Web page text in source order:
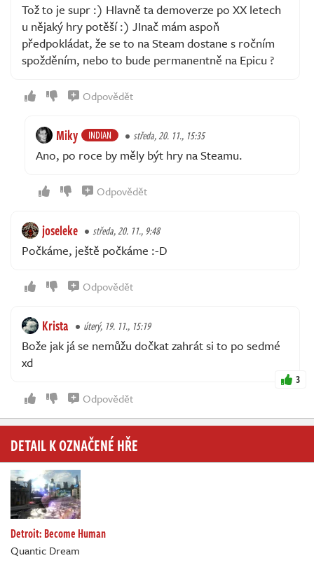
Tož to je supr :) Hlavně ta demoverze po XX letech
u nějaký hry potěší :) JInač mám aspoň
předpokládat, že se to na Steam dostane s ročním
spožděním, nebo to bude permanentně na Epicu ?
Odpovědět
Miky INDIAN středa, 20. 11., 15:35
Ano, po roce by měly být hry na Steamu.
Odpovědět
joseleke středa, 20. 11., 9:48
Počkáme, ještě počkáme :-D
Odpovědět
Krista úterý, 19. 11., 15:19
Bože jak já se nemůžu dočkat zahrát si to po sedmé
xd
3
Odpovědět
DETAIL K OZNAČENÉ HŘE
Detroit: Become Human
Quantic Dream